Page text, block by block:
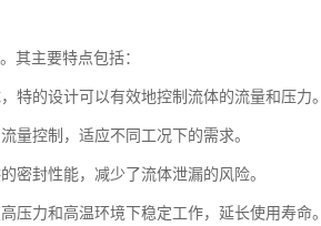
其主要特点包括：
的设计可以有效地控制流体的流量和压力。
量控制，适应不同工况下的需求。
密封性能，减少了流体泄漏的风险。
力和高温环境下稳定工作，延长使用寿命。